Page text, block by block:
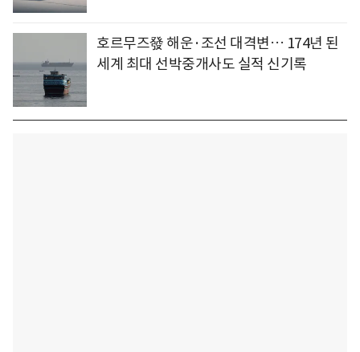
호르무즈發 해운·조선 대격변… 174년 된
세계 최대 선박중개사도 실적 신기록